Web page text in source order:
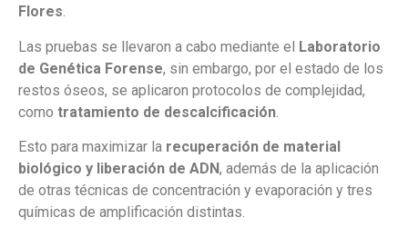
Flores.
Las pruebas se llevaron a cabo mediante el Laboratorio
de Genética Forense, sin embargo, por el estado de los
restos óseos, se aplicaron protocolos de complejidad,
como tratamiento de descalcificación.
Esto para maximizar la recuperación de material
biológico y liberación de ADN, además de la aplicación
de otras técnicas de concentración y evaporación y tres
químicas de amplificación distintas.